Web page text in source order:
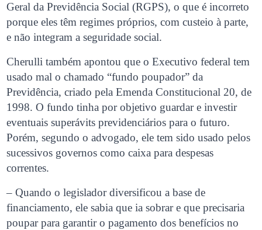
Geral da Previdência Social (RGPS), o que é incorreto
porque eles têm regimes próprios, com custeio à parte,
e não integram a seguridade social.
Cherulli também apontou que o Executivo federal tem
usado mal o chamado “fundo poupador” da
Previdência, criado pela Emenda Constitucional 20, de
1998. O fundo tinha por objetivo guardar e investir
eventuais superávits previdenciários para o futuro.
Porém, segundo o advogado, ele tem sido usado pelos
sucessivos governos como caixa para despesas
correntes.
– Quando o legislador diversificou a base de
financiamento, ele sabia que ia sobrar e que precisaria
poupar para garantir o pagamento dos benefícios no